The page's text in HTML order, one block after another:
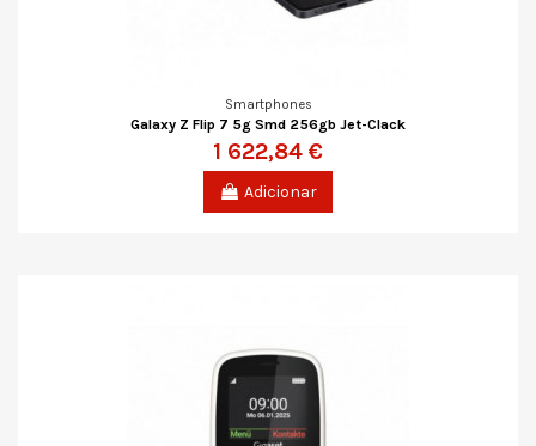
Smartphones
Galaxy Z Flip 7 5g Smd 256gb Jet-Clack
1 622,84 €
Adicionar